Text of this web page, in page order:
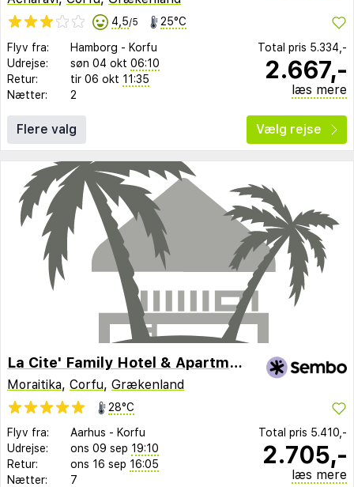
4,5/5 25°C
Flyv fra: Hamborg - Korfu
Udrejse:
søn 04 okt 06:10
Retur:
tir 06 okt 11:35
Nætter:
2
Total pris 5.334,-
2.667,-
læs mere
Flere valg Vælg rejse
La Cite' Family Hotel & Apartments
Moraitika, Corfu, Grækenland
28°C
Flyv fra:
Aarhus - Korfu
Udrejse:
ons 09 sep 19:10
Retur:
ons 16 sep 16:05
Nætter:
7
Total pris 5.410,-
2.705,-
læs mere